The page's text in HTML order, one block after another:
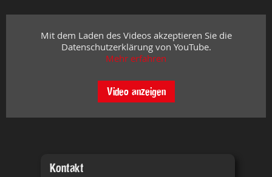
Mit dem Laden des Videos akzeptieren Sie die
Datenschutzerklärung von YouTube.
Mehr erfahren
Video anzeigen
Kontakt